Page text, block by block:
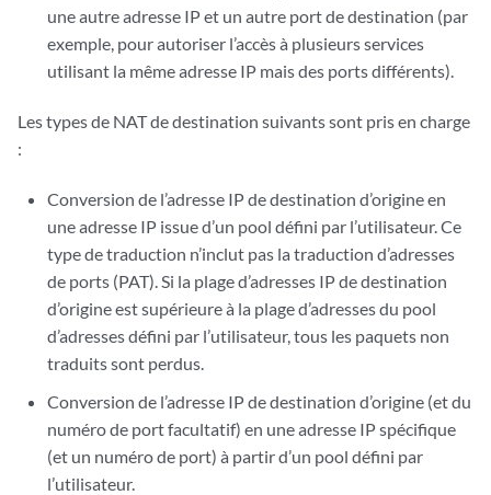
une autre adresse IP et un autre port de destination (par
exemple, pour autoriser l’accès à plusieurs services
utilisant la même adresse IP mais des ports différents).
Les types de NAT de destination suivants sont pris en charge
:
Conversion de l’adresse IP de destination d’origine en
une adresse IP issue d’un pool défini par l’utilisateur. Ce
type de traduction n’inclut pas la traduction d’adresses
de ports (PAT). Si la plage d’adresses IP de destination
d’origine est supérieure à la plage d’adresses du pool
d’adresses défini par l’utilisateur, tous les paquets non
traduits sont perdus.
Conversion de l’adresse IP de destination d’origine (et du
numéro de port facultatif) en une adresse IP spécifique
(et un numéro de port) à partir d’un pool défini par
l’utilisateur.